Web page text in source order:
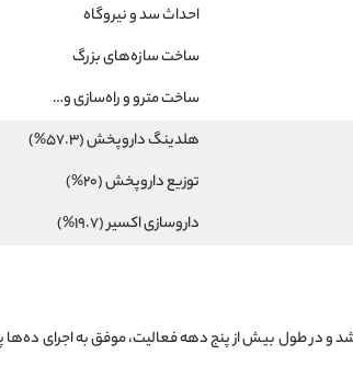
احداث سد و نیروگاه
ساخت سازه‌های بزرگ
ساخت مترو و راه‌سازی و…
هلدینگ داروپخش (57.3%)
توزیع داروپخش (20%)
داروسازی اکسیر (19.7%)
و در طول بیش از پنج دهه فعالیت، موفق به اجرای